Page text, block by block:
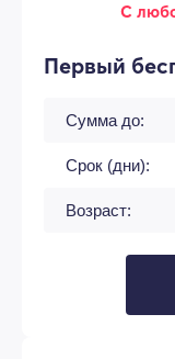
С
Первый
Сумма до:
Срок (дни):
Возраст: